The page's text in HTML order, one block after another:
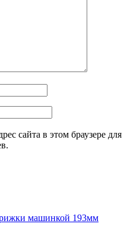
сайта в этом браузере для